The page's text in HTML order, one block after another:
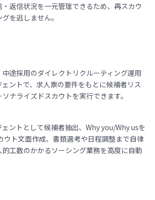
返信状況を一元管理できるため、再スカウ
を逃しません。
途採用のダイレクトリクルーティング運用
ントで、求人票の要件をもとに候補者リス
ナライズドスカウトを実行できます。
ントとして候補者抽出、Why you/Why usを
ト文面作成、書類選考や日程調整まで自律
工数のかかるソーシング業務を高度に自動